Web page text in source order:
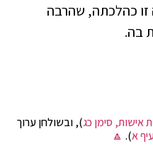
זו כהלכתה, שהרבה
בה.
אישות, סימן כג), ובשולחן ערוך
א).
🔼